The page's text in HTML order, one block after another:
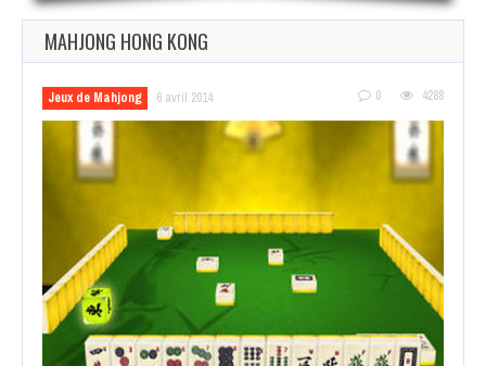
MAHJONG HONG KONG
Jeux de Mahjong 6 avril 2014 0 4288